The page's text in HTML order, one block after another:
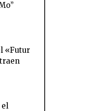
«Futur
el